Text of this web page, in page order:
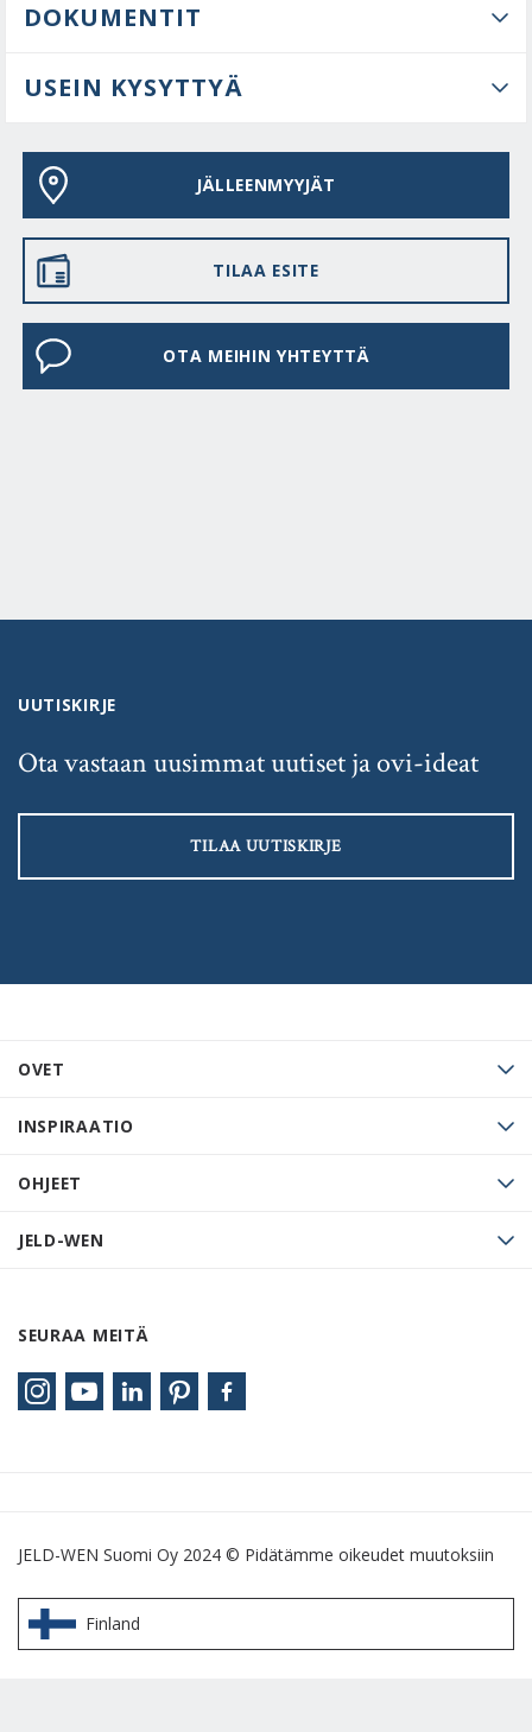
DOKUMENTIT
USEIN KYSYTTYÄ
JÄLLEENMYYJÄT
TILAA ESITE
OTA MEIHIN YHTEYTTÄ
OVET
INSPIRAATIO
OHJEET
JELD-WEN
SEURAA MEITÄ
UUTISKIRJE
Ota vastaan uusimmat uutiset ja ovi-ideat
TILAA UUTISKIRJE
JELD-WEN Suomi Oy 2024 © Pidätämme oikeudet muutoksiin
Finland